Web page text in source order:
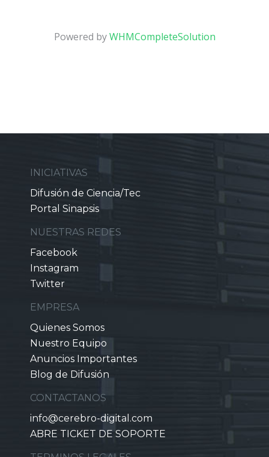
Powered byWHMCompleteSolution
INICIATIVAS
Difusión de Ciencia/Tec
Portal Sinapsis
NUESTRAS REDES
Facebook
Instagram
Twitter
EMPRESA
Quienes Somos
Nuestro Equipo
Anuncios Importantes
Blog de Difusión
CONTACTANOS
info@cerebro-digital.com
ABRE TICKET DE SOPORTE